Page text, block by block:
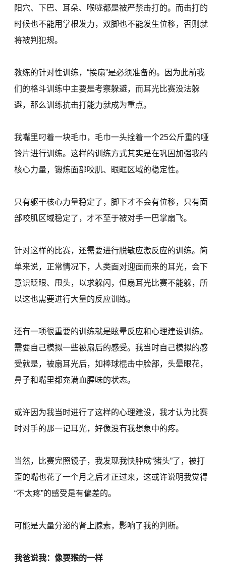
阳穴、下巴、耳朵、喉咙都是被严禁击打的。而击打的
时候也不能用掌根发力，双脚也不能发生位移，否则就
将被判犯规。
教练的针对性训练，“挨扇”是必须准备的。因为此前我
们的格斗训练中主要是考察躲避，而耳光比赛没法躲
避，那么训练抗击打能力就成为重点。
我嘴里叼着一块毛巾，毛巾一头拴着一个25公斤重的哑
铃片进行训练。这样的训练方式其实是在巩固加强我的
核心力量，锻炼面部咬肌、眼眶区域的稳定性。
只有躯干核心力量稳定了，脚下才不会有位移，只有面
部咬肌区域稳定了，才不至于被对手一巴掌扇飞。
针对这样的比赛，还需要进行脱敏应激反应的训练。简
单来说，正常情况下，人类面对迎面而来的耳光，会下
意识眨眼、甩头，以求躲闪，但扇耳光比赛不能躲，所
以这也需要进行大量的反应训练。
还有一项很重要的训练就是眩晕反应和心理建设训练。
需要自己模拟一些被扇后的感受。我当时自己模拟的感
受就是，被扇耳光后，如棒球棍击中脸部，头晕眼花，
鼻子和嘴里都充满血腥味的状态。
或许因为我当时进行了这样的心理建设，我才认为比赛
时对手的那一记耳光，好像没有我想象中的疼。
当然，比赛完照镜子，我发现我快肿成“猪头”了，被打
歪的嘴也花了一个月之后才正过来，这或许说明我觉得
“不太疼”的感受是有偏差的。
可能是大量分泌的肾上腺素，影响了我的判断。
我爸说我：像耍猴的一样